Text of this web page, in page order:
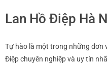
Lan Hồ Điệp Hà
Tự hào là một trong những đơn
Điệp chuyên nghiệp và uy tín